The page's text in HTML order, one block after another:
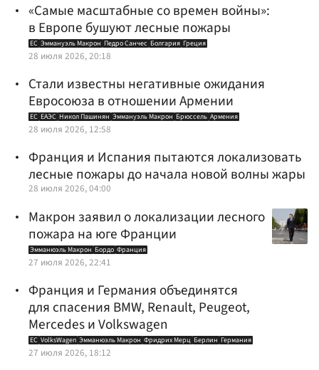
«Самые масштабные со времен войны»:
в Европе бушуют лесные пожары
ЕС Эммануэль Макрон Педро Санчес Болгария Греция
28 июля 2026, 20:18
Стали известны негативные ожидания
Евросоюза в отношении Армении
ЕС ЕАЭС Никол Пашинян Эммануэль Макрон Брюссель Армения
28 июля 2026, 12:58
Франция и Испания пытаются локализовать
лесные пожары до начала новой волны жары
28 июля 2026, 04:00
Макрон заявил о локализации лесного
пожара на юге Франции
Эмманюэль Макрон Бордо Франция
27 июля 2026, 22:41
Франция и Германия объединятся
для спасения BMW, Renault, Peugeot,
Mercedes и Volkswagen
ЕС VolksWagen Эмманюэль Макрон Фридрих Мерц Берлин Германия
27 июля 2026, 18:12